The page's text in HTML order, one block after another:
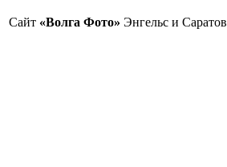
Сайт «Волга Фото» Энгельс и Саратов